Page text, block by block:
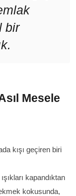
bir
Mesele
kışı geçiren biri
kapandıktan
kokusunda,